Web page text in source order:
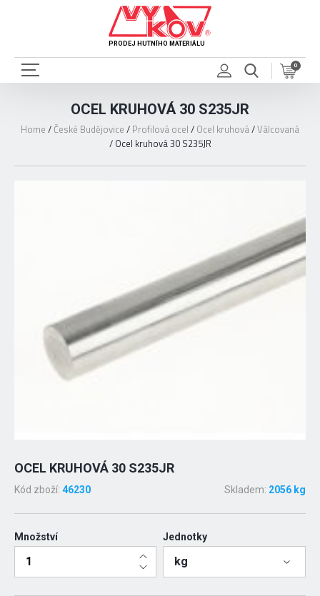
PRODEJ HUTNÍHO MATERIÁLU
0
OCEL KRUHOVÁ 30 S235JR
Home / České Budějovice / Profilová ocel / Ocel kruhová/Válcovaná
/ Ocel kruhová 30 S235JR
OCEL KRUHOVÁ 30 S235JR
Kód zboží: 46230 Skladem: 2056 kg
Množství Jednotky
kg